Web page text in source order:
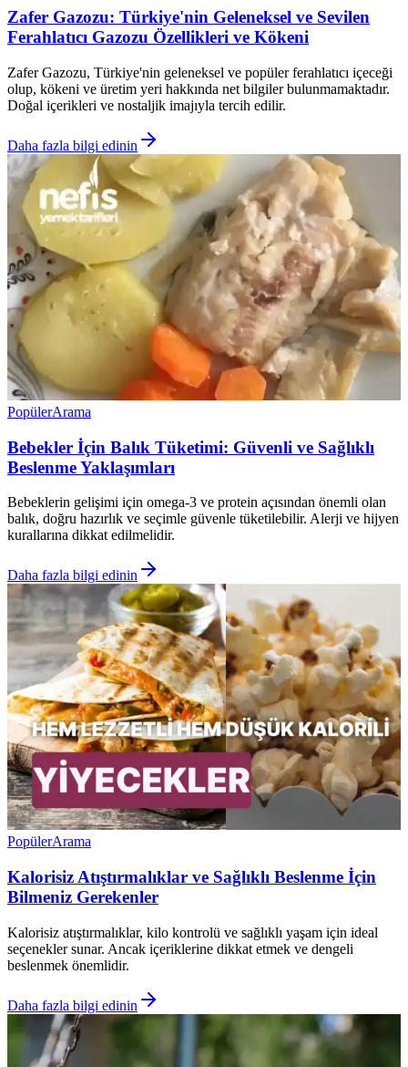
Zafer Gazozu: Türkiye'nin Geleneksel ve Sevilen
Ferahlatıcı Gazozu Özellikleri ve Kökeni
Zafer Gazozu, Türkiye'nin geleneksel ve popüler ferahlatıcı içeceği
olup, kökeni ve üretim yeri hakkında net bilgiler bulunmamaktadır.
Doğal içerikleri ve nostaljik imajıyla tercih edilir.
Daha fazla bilgi edinin
PopülerArama
Bebekler İçin Balık Tüketimi: Güvenli ve Sağlıklı
Beslenme Yaklaşımları
Bebeklerin gelişimi için omega-3 ve protein açısından önemli olan
balık, doğru hazırlık ve seçimle güvenle tüketilebilir. Alerji ve hijyen
kurallarına dikkat edilmelidir.
Daha fazla bilgi edinin
PopülerArama
Kalorisiz Atıştırmalıklar ve Sağlıklı Beslenme İçin
Bilmeniz Gerekenler
Kalorisiz atıştırmalıklar, kilo kontrolü ve sağlıklı yaşam için ideal
seçenekler sunar. Ancak içeriklerine dikkat etmek ve dengeli
beslenmek önemlidir.
Daha fazla bilgi edinin